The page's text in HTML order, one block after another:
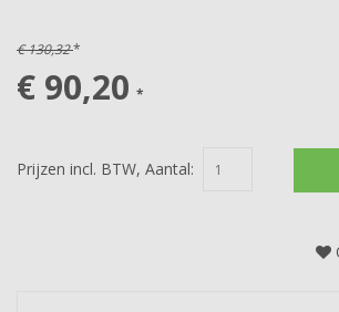
€ 130,32*
€ 90,20 *
Prijzen incl. BTW, Aantal: